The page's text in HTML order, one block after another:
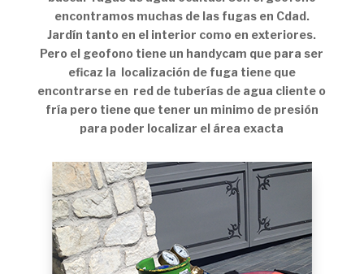
encontramos muchas de las fugas en Cdad.
Jardín tanto en el interior como en exteriores.
Pero el geofono tiene un handycam que para ser
eficaz la localización de fuga tiene que
encontrarse en red de tuberías de agua cliente o
fría pero tiene que tener un minimo de presión
para poder localizar el área exacta